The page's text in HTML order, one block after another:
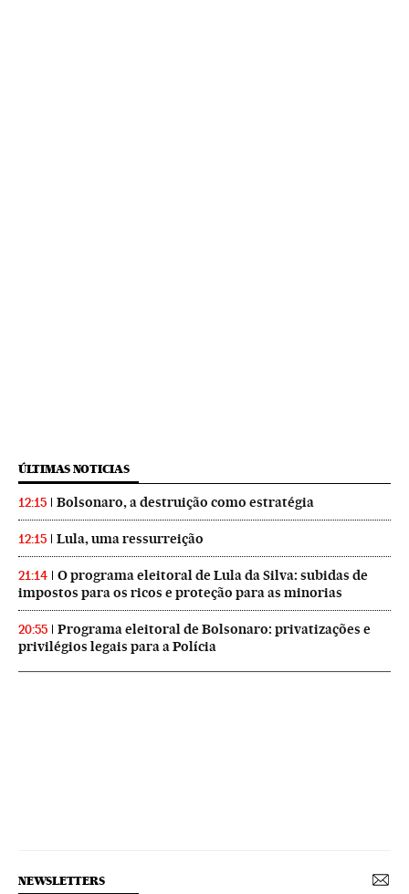
ÚLTIMAS NOTICIAS
12:15 Bolsonaro, a destruição como estratégia
12:15 Lula, uma ressurreição
21:14
O programa eleitoral de Lula da Silva: subidas de
impostos para os ricos e proteção para as minorias
20:55
Programa eleitoral de Bolsonaro: privatizações e
privilégios legais para a Polícia
NEWSLETTERS